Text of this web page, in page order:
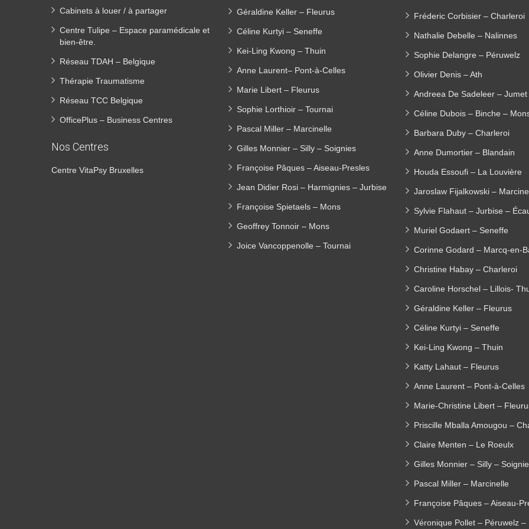
Cabinets à louer / à partager
Centre Tulipe – Espace paramédicale et
bien-être.
Réseau TDAH – Belgique
Thérapie Traumatisme
Réseau TCC Belgique
OfficePlus – Business Centres
Nos Centres
Centre VitaPsy Bruxelles
Géraldine Keller – Fleurus
Céline Kurtyi – Seneffe
Kei-Ling Kwong – Thuin
Anne Laurent– Pont-à-Celles
Marie Libert – Fleurus
Sophie Lorthioir – Tournai
Pascal Miller – Marcinelle
Gilles Monnier – Silly – Soignies
Françoise Pâques – Aiseau-Presles
Jean Didier Rosi – Harmignies – Jurbise
Françoise Spietaels – Mons
Geoffrey Tonnoir – Mons
Joice Vancoppenolle – Tournai
Fréderic Corbisier – Charleroi
Nathalie Debelle – Nalinnes
Sophie Delangre – Péruwelz
Olivier Denis – Ath
Andreea De Sadeleer – Jumet
Céline Dubois – Binche –
Barbara Duby – Charleroi
Anne Dumortier – Blandain
Houda Essoufi – La Louvière
Jaroslaw Fijalkowski –
Sylvie Flahaut – Jurbise –
Muriel Godaert – Seneffe
Corinne Godard – Marcq-en-
Christine Habay – Charleroi
Caroline Horschel – Lillois-
Géraldine Keller – Fleurus
Céline Kurtyi – Seneffe
Kei-Ling Kwong – Thuin
Katty Lahaut – Fleurus
Anne Laurent – Pont-à-Celles
Marie-Christine Libert –
Priscille Mballa Amougou –
Claire Menten – Le Roeulx
Gilles Monnier – Silly –
Pascal Miller – Marcinelle
Françoise Pâques – Aiseau-
Véronique Pollet – Péruwelz